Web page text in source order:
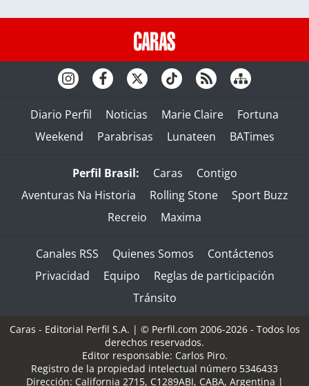
Diario Perfil Noticias Marie Claire
Fortuna
Weekend
Parabrisas Lunateen BATimes
Perfil Brasil: Caras
Contigo
Aventuras Na Historia
Rolling Stone
Sport Buzz
Recreio
Maxima
Canales RSS Quienes Somos
Contáctenos
Privacidad
Equipo
Reglas de participación
Tránsito
Caras - Editorial Perfil S.A. | © Perfil.com 2006-2026 - Todos los
derechos reservados.
Editor responsable: Carlos Piro.
Registro de la propiedad intelectual número 5346433
Dirección: California 2715, C1289ABI, CABA, Argentina |